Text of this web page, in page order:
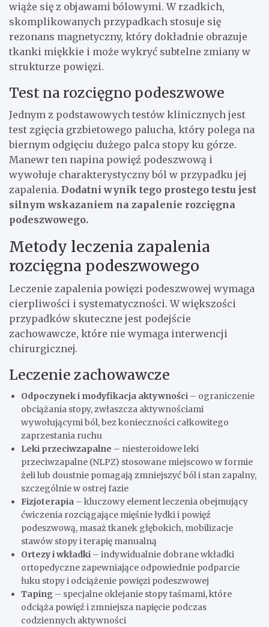
wiąże się z objawami bólowymi. W rzadkich,
skomplikowanych przypadkach stosuje się
rezonans magnetyczny, który dokładnie obrazuje
tkanki miękkie i może wykryć subtelne zmiany w
strukturze powięzi.
Test na rozcięgno podeszwowe
Jednym z podstawowych testów klinicznych jest
test zgięcia grzbietowego palucha, który polega na
biernym odgięciu dużego palca stopy ku górze.
Manewr ten napina powięź podeszwową i
wywołuje charakterystyczny ból w przypadku jej
zapalenia. Dodatni wynik tego prostego testu jest
silnym wskazaniem na zapalenie rozcięgna
podeszwowego.
Metody leczenia zapalenia
rozcięgna podeszwowego
Leczenie zapalenia powięzi podeszwowej wymaga
cierpliwości i systematyczności. W większości
przypadków skuteczne jest podejście
zachowawcze, które nie wymaga interwencji
chirurgicznej.
Leczenie zachowawcze
Odpoczynek i modyfikacja aktywności – ograniczenie
obciążania stopy, zwłaszcza aktywnościami
wywołującymi ból, bez konieczności całkowitego
zaprzestania ruchu
Leki przeciwzapalne – niesteroidowe leki
przeciwzapalne (NLPZ) stosowane miejscowo w formie
żeli lub doustnie pomagają zmniejszyć ból i stan zapalny,
szczególnie w ostrej fazie
Fizjoterapia – kluczowy element leczenia obejmujący
ćwiczenia rozciągające mięśnie łydki i powięź
podeszwową, masaż tkanek głębokich, mobilizacje
stawów stopy i terapię manualną
Ortezy i wkładki – indywidualnie dobrane wkładki
ortopedyczne zapewniające odpowiednie podparcie
łuku stopy i odciążenie powięzi podeszwowej
Taping – specjalne oklejanie stopy taśmami, które
odciąża powięź i zmniejsza napięcie podczas
codziennych aktywności